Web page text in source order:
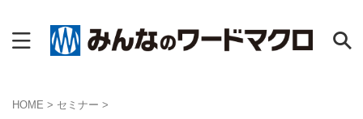
HOME > セミナー >